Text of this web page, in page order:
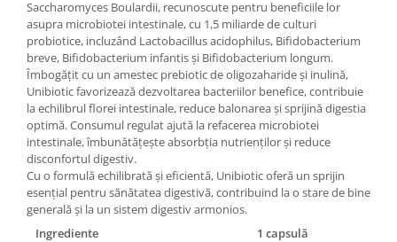
Saccharomyces Boulardii, recunoscute pentru beneficiile lor
asupra microbiotei intestinale, cu 1,5 miliarde de culturi
probiotice, incluzând Lactobacillus acidophilus, Bifidobacterium
breve, Bifidobacterium infantis și Bifidobacterium longum.
Îmbogățit cu un amestec prebiotic de oligozaharide și inulină,
Unibiotic favorizează dezvoltarea bacteriilor benefice, contribuie
la echilibrul florei intestinale, reduce balonarea și sprijină digestia
optimă. Consumul regulat ajută la refacerea microbiotei
intestinale, îmbunătățește absorbția nutrienților și reduce
disconfortul digestiv.
Cu o formulă echilibrată și eficientă, Unibiotic oferă un sprijin
esențial pentru sănătatea digestivă, contribuind la o stare de bine
generală și la un sistem digestiv armonios.
Ingrediente
1 capsulă